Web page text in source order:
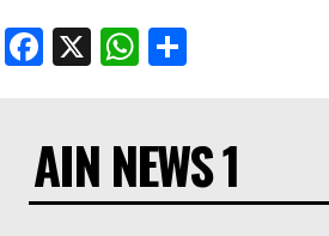
Facebook
X WhatsApp
AIN NEWS 1